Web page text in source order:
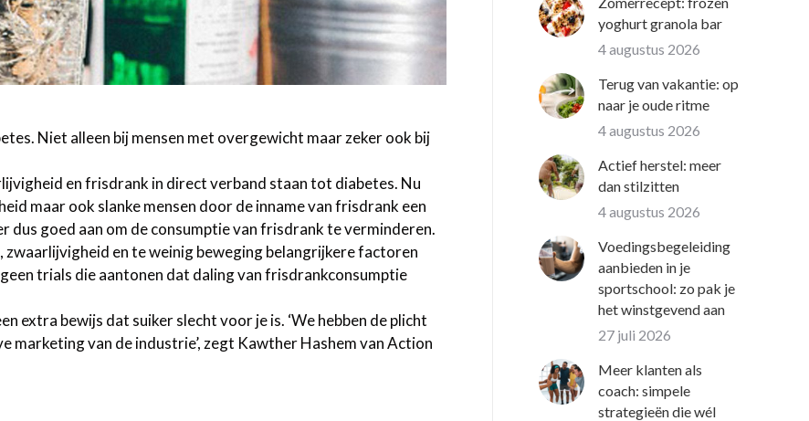
Niet alleen bij mensen met overgewicht maar zeker ook bij
en frisdrank in direct verband staan tot diabetes. Nu
maar ook slanke mensen door de inname van frisdrank een
dus goed aan om de consumptie van frisdrank te verminderen.
en te weinig beweging belangrijkere factoren
trials die aantonen dat daling van frisdrankconsumptie
extra bewijs dat suiker slecht voor je is. ‘We hebben de plicht
marketing van de industrie’, zegt Kawther Hashem van Action
yoghurt granola bar
4 augustus 2026
Terug van vakantie: op
naar je oude ritme
4 augustus 2026
Actief herstel: meer
dan stilzitten
4 augustus 2026
Voedingsbegeleiding
aanbieden in je
sportschool: zo pak je
het winstgevend aan
27 juli 2026
Meer klanten als
coach: simpele
strategieën die wél